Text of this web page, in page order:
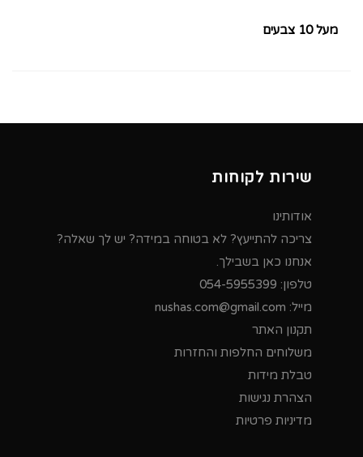
מעל 10 צבעים
שירות לקוחות
אודותינו
צריכה להתייעץ? לא בטוחה במידה? יש לך שאלה?
אנחנו כאן בשבילך.
טלפון: 054-5955399
מייל: nushas.com@gmail.com
תקנון האתר
משלוחים החלפות והחזרות
טבלת מידות
הצהרת נגישות
מדיניות פרטיות